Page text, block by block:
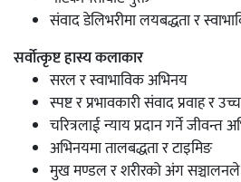
संवाद डेलिभरीमा लयबद्धता र
सर्वोत्कृष्ट हास्य कलाकार
सरल र स्वाभाविक अभिनय
स्पष्ट र प्रभावकारी संवाद प्रवाह र
चरित्रलाई न्याय प्रदान गर्ने जीवन्त
अभिनयमा तालबद्धता र टाइमिङ
मुख मण्डल र शरीरको अंग सञ्चालनले